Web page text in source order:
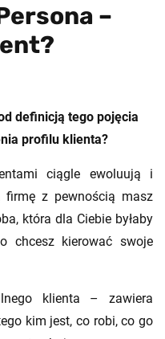
–
definicją tego pojęcia
profilu klienta?
ciągle ewoluują i
z pewnością masz
która dla Ciebie byłaby
chcesz kierować swoje
klienta – zawiera
kim jest, co robi, co go